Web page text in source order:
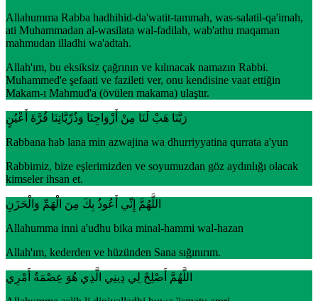
Allahumma Rabba hadhihid-da'watit-tammah, was-salatil-qa'imah,
ati Muhammadan al-wasilata wal-fadilah, wab'athu maqaman
mahmudan illadhi wa'adtah.
Allah'ım, bu eksiksiz çağrının ve kılınacak namazın Rabbi.
Muhammed'e şefaati ve fazileti ver, onu kendisine vaat ettiğin
Makam-ı Mahmud'a (övülen makama) ulaştır.
رَبَّنَا هَبْ لَنَا مِنْ أَزْوَاجِنَا وَذُرِّيَّاتِنَا قُرَّةَ أَعْيُنٍ
Rabbana hab lana min azwajina wa dhurriyyatina qurrata a'yun
Rabbimiz, bize eşlerimizden ve soyumuzdan göz aydınlığı olacak
kimseler ihsan et.
اللَّهُمَّ إِنِّي أَعُوذُ بِكَ مِنَ الْهَمِّ وَالْحَزَنِ
Allahumma inni a'udhu bika minal-hammi wal-hazan
Allah'ım, kederden ve hüzünden Sana sığınırım.
اللَّهُمَّ أَصْلِحْ لِي دِينِي الَّذِي هُوَ عِصْمَةُ أَمْرِي